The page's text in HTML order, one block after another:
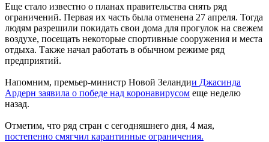
Еще стало известно о планах правительства снять ряд
ограничений. Первая их часть была отменена 27 апреля. Тогда
людям разрешили покидать свои дома для прогулок на свежем
воздухе, посещать некоторые спортивные сооружения и места
отдыха. Также начал работать в обычном режиме ряд
предприятий.
Напомним, премьер-министр Новой Зеландии Джасинда
Ардерн заявила о победе над коронавирусом еще неделю
назад.
Отметим, что ряд стран с сегодняшнего дня, 4 мая,
постепенно смягчил карантинные ограничения.